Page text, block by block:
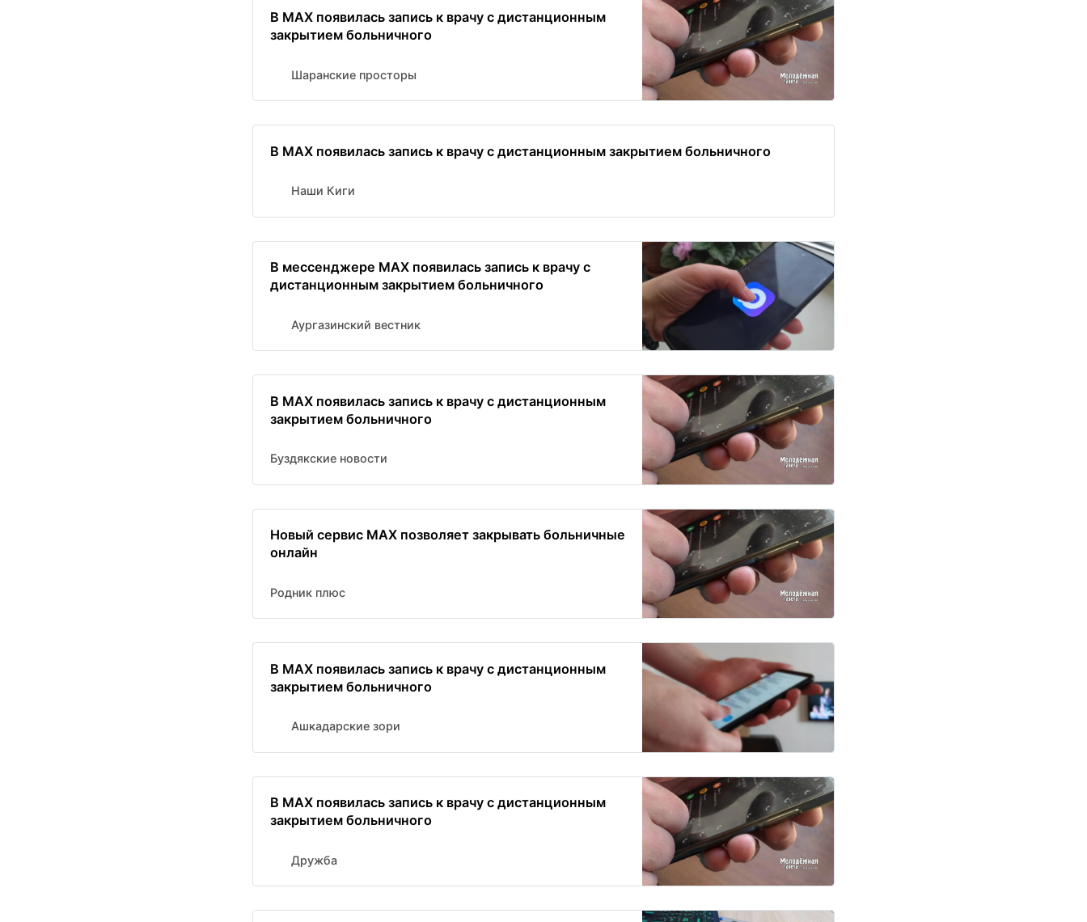
В MAX появилась запись к врачу с дистанционным
закрытием больничного
Шаранские просторы
В MAX появилась запись к врачу с дистанционным закрытием больничного
Наши Киги
В мессенджере MAX появилась запись к врачу с
дистанционным закрытием больничного
Аургазинский вестник
В MAX появилась запись к врачу с дистанционным
закрытием больничного
Буздякские новости
Новый сервис MAX позволяет закрывать больничные
онлайн
Родник плюс
В MAX появилась запись к врачу с дистанционным
закрытием больничного
Ашкадарские зори
В MAX появилась запись к врачу с дистанционным
закрытием больничного
Дружба